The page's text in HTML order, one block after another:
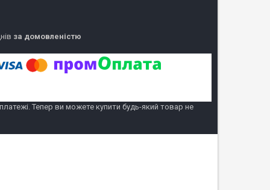
за домовленістю
Тепер ви можете купити будь-який товар не